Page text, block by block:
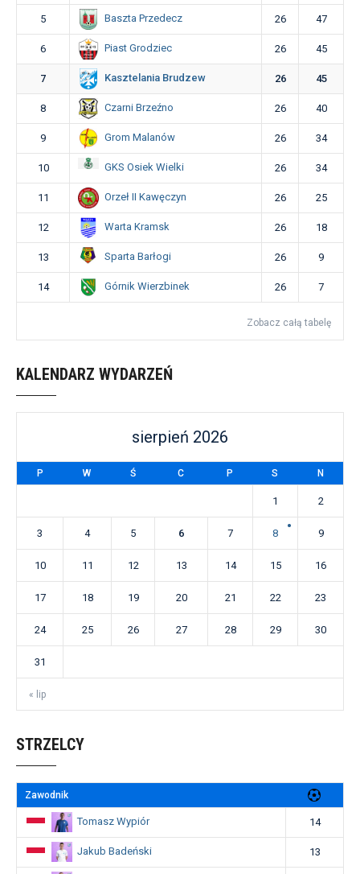
5 Baszta Przedecz 26 47
6 Piast Grodziec 26 45
7 Kasztelania Brudzew 26 45
8 Czarni Brzeźno 26 40
9 Grom Malanów 26 34
10 GKS Osiek Wielki 26 34
11 Orzeł II Kawęczyn 26 25
12 Warta Kramsk 26 18
13 Sparta Barłogi 26 9
14 Górnik Wierzbinek 26 7
Zobacz całą tabelę
KALENDARZ WYDARZEŃ
sierpień 2026
P W Ś C P S N
« lip
1 2
3 4 5 6 7 8 9
10 11 12 13 14 15 16
17 18 19 20 21 22 23
24 25 26 27 28 29 30
31
STRZELCY
Zawodnik
Tomasz Wypiór 14
Jakub Badeński 13